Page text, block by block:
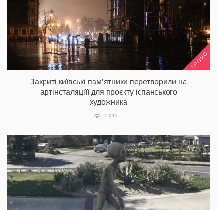
ПРОМО
Закриті київські пам’ятники перетворили на
артінсталяціїї для проєкту іспанського
художника
2 035